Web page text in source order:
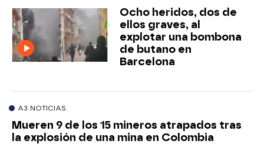
Ocho heridos, dos de
ellos graves, al
explotar una bombona
de butano en
Barcelona
A3 NOTICIAS
Mueren 9 de los 15 mineros atrapados tras
la explosión de una mina en Colombia